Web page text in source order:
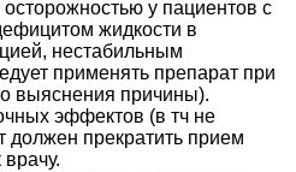
у пациентов с
жидкости в
нестабильным
применять препарат при
выяснения причины).
эффектов (в тч не
прекратить прием